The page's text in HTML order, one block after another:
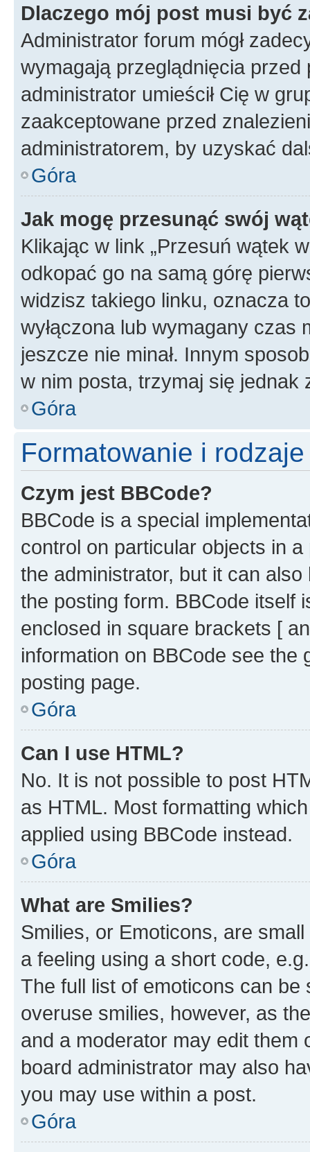
Dlaczego mój post musi być
Administrator forum mógł
wymagają przeglądnięcia
administrator umieścił Cię w
zaakceptowane przed
administratorem, by uzyskać
Góra
Jak mogę przesunąć swój
Klikając w link „Przesuń wątek
odkopać go na samą górę
widzisz takiego linku, oznacza
wyłączona lub wymagany czas
jeszcze nie minał. Innym
w nim posta, trzymaj się jednak
Góra
Formatowanie i
Czym jest BBCode?
BBCode is a special
control on particular objects in
the administrator, but it can
the posting form. BBCode itself
enclosed in square brackets [
information on BBCode see
posting page.
Góra
Can I use HTML?
No. It is not possible to post
as HTML. Most formatting
applied using BBCode instead.
Góra
What are Smilies?
Smilies, or Emoticons, are
a feeling using a short code,
The full list of emoticons can
overuse smilies, however, as
and a moderator may edit them
board administrator may also
you may use within a post.
Góra